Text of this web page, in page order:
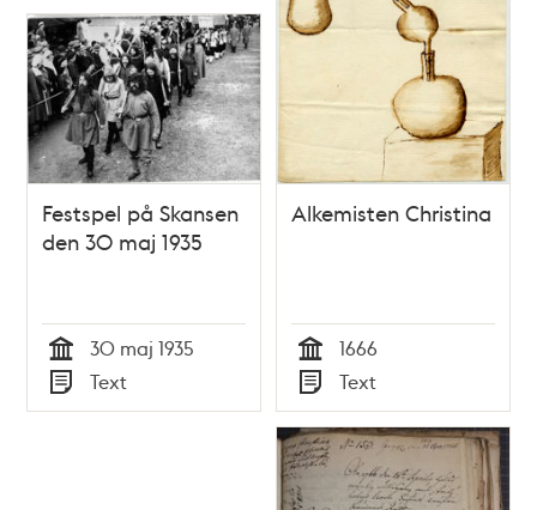
Festspel på Skansen
den 30 maj 1935
Tid
30 maj 1935
Typ
Text
Alkemisten Christina
Tid
1666
Typ
Text